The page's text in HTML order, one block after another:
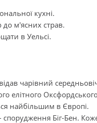
кухні.
м'ясних страв.
в Уельсі.
чарівний
Оксфордського
найбільшим в Європі.
Біг-Бен.